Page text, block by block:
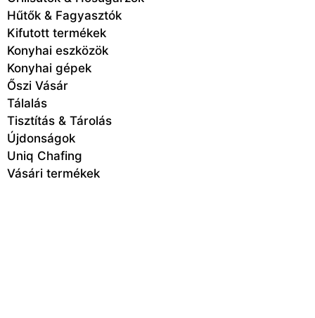
Hűtők & Fagyasztók
Kifutott termékek
Konyhai eszközök
Konyhai gépek
Őszi Vásár
Tálalás
Tisztítás & Tárolás
Újdonságok
Uniq Chafing
Vásári termékek